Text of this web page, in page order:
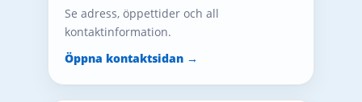
Se adress, öppettider och all
kontaktinformation.
Öppna kontaktsidan →